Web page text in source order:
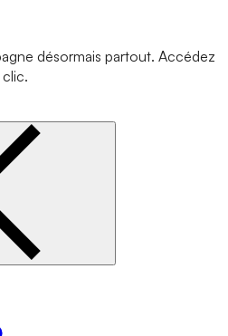
désormais partout. Accédez